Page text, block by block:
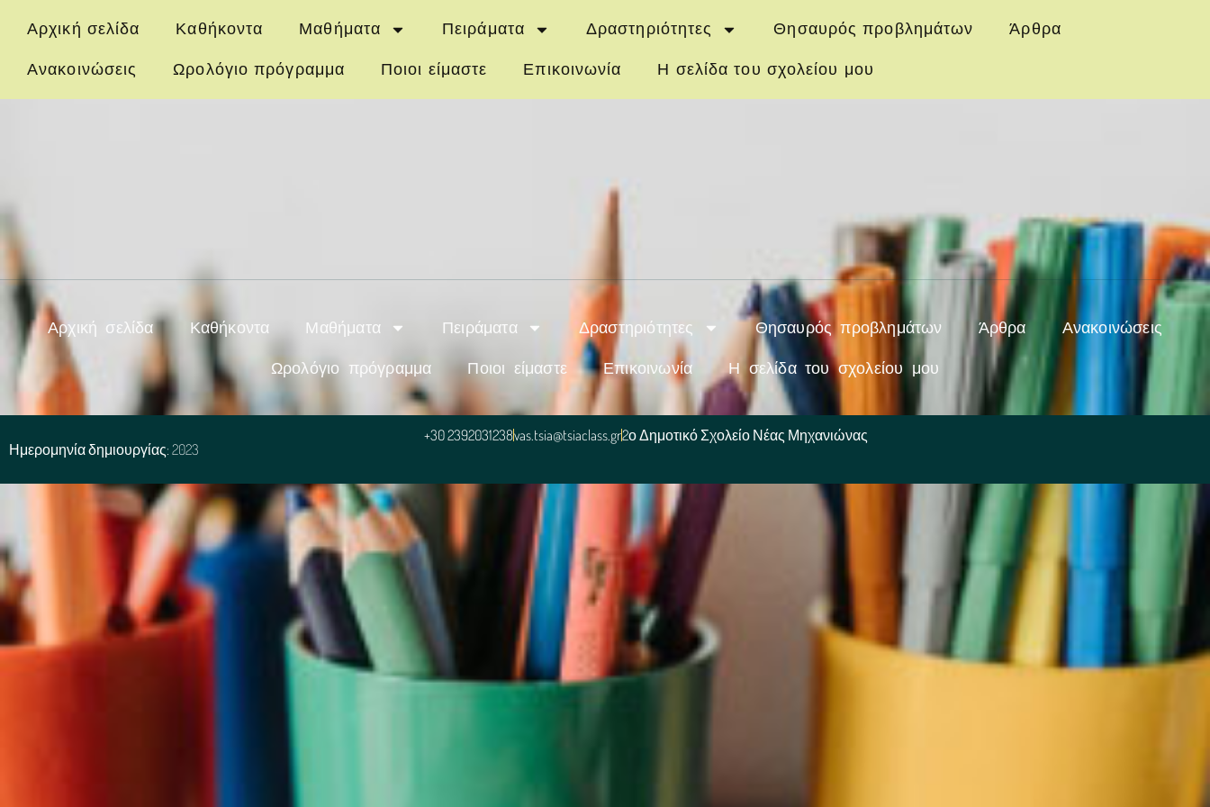
Αρχική σελίδα Καθήκοντα Μαθήματα Πειράματα Δραστηριότητες Θησαυρός προβλημάτων
Άρθρα
Ανακοινώσεις
Ωρολόγιο πρόγραμμα Ποιοι είμαστε Επικοινωνία Η σελίδα του σχολείου μου
Αρχική σελίδα Καθήκοντα Μαθήματα Πειράματα Δραστηριότητες Θησαυρός προβλημάτων Άρθρα Ανακοινώσεις
Ωρολόγιο πρόγραμμα Ποιοι είμαστε Επικοινωνία Η σελίδα του σχολείου μου
Ημερομηνία δημιουργίας: 2023
+30 2392031238vas.tsia@tsiaclass.gr2ο Δημοτικό Σχολείο Νέας Μηχανιώνας